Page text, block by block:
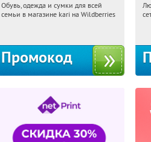
19:14:41 Получили:
Обувь, одежда и сумки для всей
семьи в магазине kari на Wildberries
Промокод